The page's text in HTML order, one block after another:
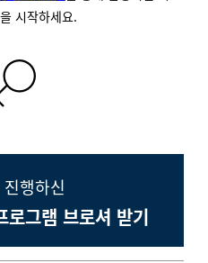
시작하세요.
행하신
그램 브로셔 받기